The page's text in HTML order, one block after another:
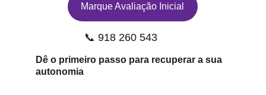
📞 918 260 543
Marque Avaliação Inicial
Dê o primeiro passo para recuperar a sua
autonomia